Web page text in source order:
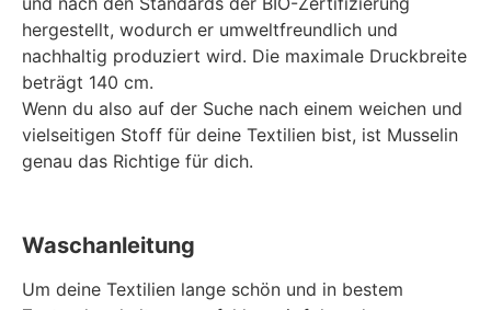
hergestellt, wodurch er umweltfreundlich und
nachhaltig produziert wird. Die maximale Druckbreite
beträgt 140 cm.
Wenn du also auf der Suche nach einem weichen und
vielseitigen Stoff für deine Textilien bist, ist Musselin
genau das Richtige für dich.
Waschanleitung
Um deine Textilien lange schön und in bestem